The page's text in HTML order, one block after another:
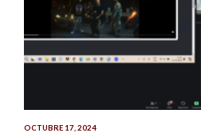
OCTUBRE 17, 2024